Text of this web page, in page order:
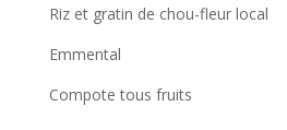
Riz et gratin de chou-fleur local
Emmental
Compote tous fruits